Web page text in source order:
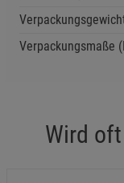
Verpackungsmaße
Wird